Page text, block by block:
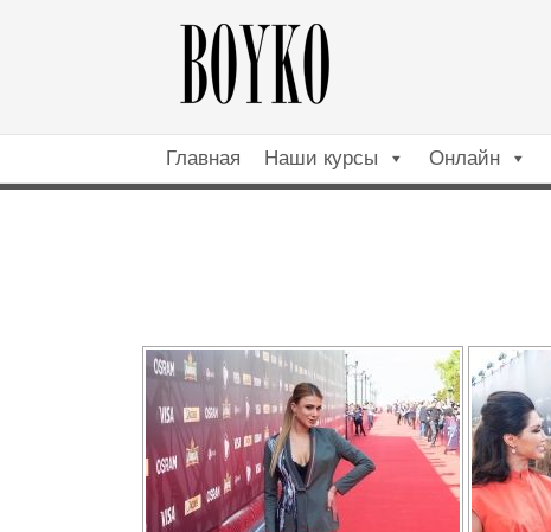
Главная Наши курсы Онлайн